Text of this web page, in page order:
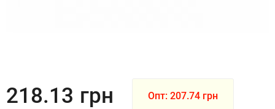
218.13 грн Опт: 207.74 грн